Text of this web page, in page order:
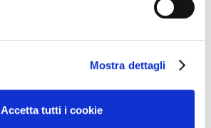
Mostra dettagli
Accetta tutti i cookie